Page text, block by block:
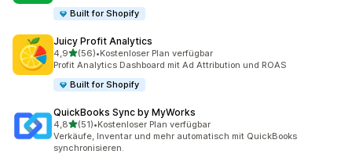
Built for Shopify
Juicy Profit Analytics
4,9von 5 Sternen
(56)
56 Rezensionen insgesamt
•Kostenloser Plan verfügbar
Profit Analytics Dashboard mit Ad Attribution und ROAS
Built for Shopify
QuickBooks Sync by MyWorks
4,8von 5 Sternen
(51)
51 Rezensionen insgesamt
•Kostenloser Plan verfügbar
Verkäufe, Inventar und mehr automatisch mit QuickBooks
synchronisieren.